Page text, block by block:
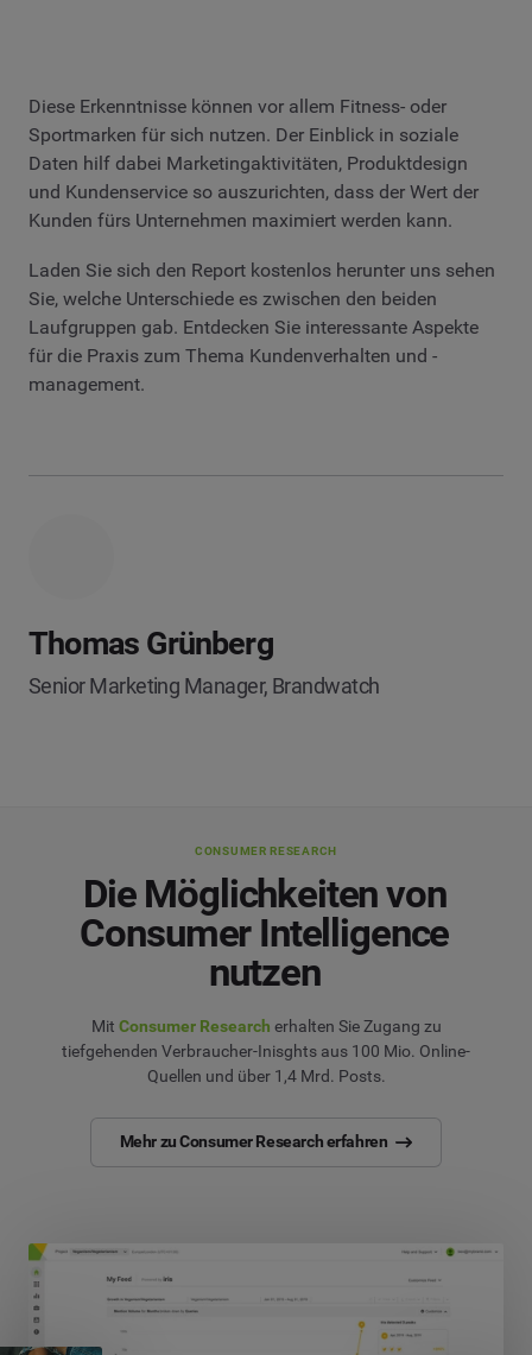
Diese Erkenntnisse können vor allem Fitness- oder
Sportmarken für sich nutzen. Der Einblick in soziale
Daten hilf dabei Marketingaktivitäten, Produktdesign
und Kundenservice so auszurichten, dass der Wert der
Kunden fürs Unternehmen maximiert werden kann.
Laden Sie sich den Report kostenlos herunter uns sehen
Sie, welche Unterschiede es zwischen den beiden
Laufgruppen gab. Entdecken Sie interessante Aspekte
für die Praxis zum Thema Kundenverhalten und -
management.
Thomas Grünberg
Senior Marketing Manager, Brandwatch
CONSUMER RESEARCH
Die Möglichkeiten von
Consumer Intelligence
nutzen
Mit Consumer Research erhalten Sie Zugang zu
tiefgehenden Verbraucher-Inisghts aus 100 Mio. Online-
Quellen und über 1,4 Mrd. Posts.
Mehr zu Consumer Research erfahren